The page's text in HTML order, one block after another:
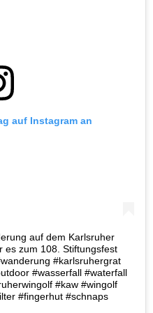
auf Instagram an
auf dem Karlsruher
es zum 108. Stiftungsfest
#karlsruhergrat
#wasserfall #waterfall
#kaw #wingolf
#fingerhut #schnaps